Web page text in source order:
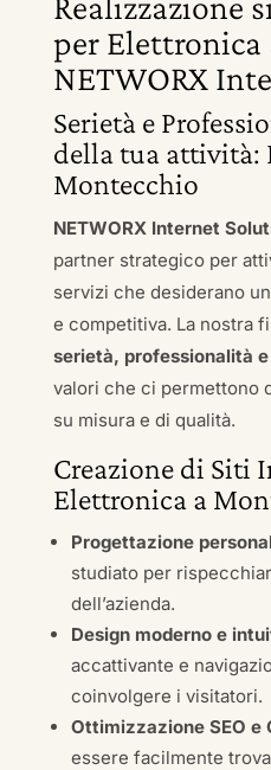
per
NETWORX
Serietà e
della tua attività:
Montecchio
NETWORX Internet
partner strategico per
servizi che desiderano
e competitiva. La nostra
serietà, professionalità
valori che ci permettono
su misura e di qualità.
Creazione di Siti
Elettronica a
Progettazione
studiato per
dell’azienda.
Design moderno e
accattivante e
coinvolgere i visitatori.
Ottimizzazione SEO e
essere facilmente